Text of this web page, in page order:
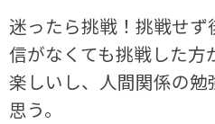
迷ったら挑戦！挑戦せ
信がなくても挑戦した方
楽しいし、人間関係の
思う。